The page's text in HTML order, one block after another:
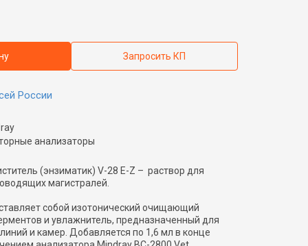
Запросить КП
России
анализаторы
(энзиматик) V-28 E-Z – раствор для
магистралей.
собой изотонический очищающий
и увлажнитель, предназначенный для
и камер. Добавляется по 1,6 мл в конце